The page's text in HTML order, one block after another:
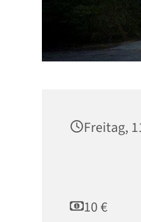
Freitag,
10 €